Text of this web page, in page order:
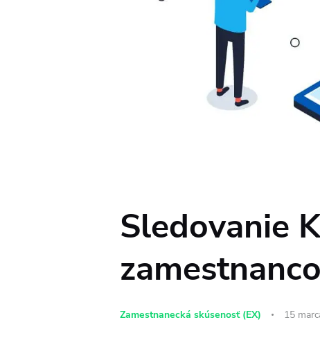
Sledovanie
Zamestnanecká skúsenosť (EX) 15